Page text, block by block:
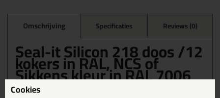
Omschrijving Specificaties Reviews (0)
Seal-it Silicon 218 doos /12
kokers in RAL, NCS of
Sikkens kleur in RAL 7006
Bestel de Seal-it Silicon 218 doos /12 kokers in RAL, NCS of
Cookies